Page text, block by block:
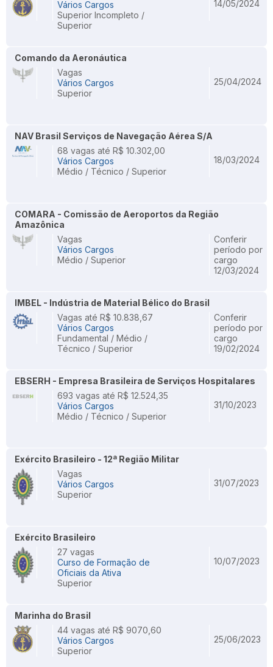
Vários Cargos
Superior Incompleto /
Superior
14/05/2024
Comando da Aeronáutica
Vagas
Vários Cargos
Superior
25/04/2024
NAV Brasil Serviços de Navegação Aérea S/A
68 vagas até R$ 10.302,00
Vários Cargos
Médio / Técnico / Superior
18/03/2024
COMARA - Comissão de Aeroportos da Região
Amazônica
Vagas
Vários Cargos
Médio / Superior
Conferir
período por
cargo
12/03/2024
IMBEL - Indústria de Material Bélico do Brasil
Vagas até R$ 10.838,67
Vários Cargos
Fundamental / Médio /
Técnico / Superior
Conferir
período por
cargo
19/02/2024
EBSERH - Empresa Brasileira de Serviços Hospitalares
693 vagas até R$ 12.524,35
Vários Cargos
Médio / Técnico / Superior
31/10/2023
Exército Brasileiro - 12ª Região Militar
Vagas
Vários Cargos
Superior
31/07/2023
Exército Brasileiro
27 vagas
Curso de Formação de
Oficiais da Ativa
Superior
10/07/2023
Marinha do Brasil
44 vagas até R$ 9070,60
Vários Cargos
Superior
25/06/2023